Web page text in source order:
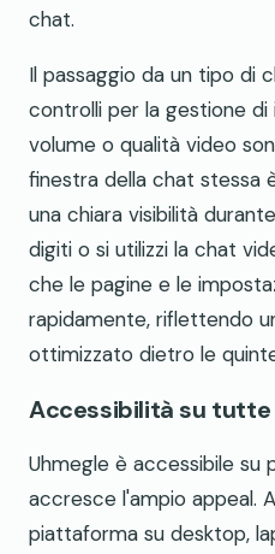
chat.
Il passaggio da un tipo di
controlli per la gestione
volume o qualità video
finestra della chat stessa
una chiara visibilità
digiti o si utilizzi la chat
che le pagine e le
rapidamente, riflettendo
ottimizzato dietro le
Accessibilità su
Uhmegle è accessibile su
accresce l'ampio appeal.
piattaforma su desktop,